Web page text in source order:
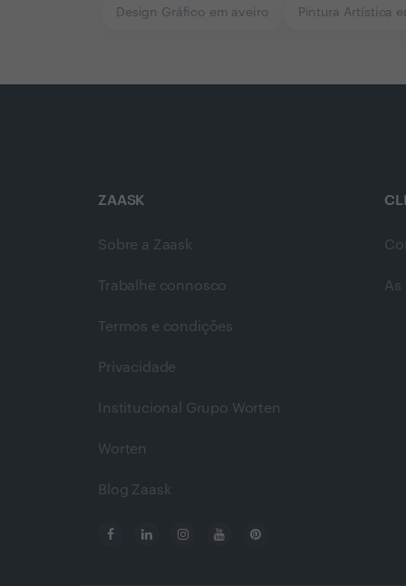
Design Gráfico em aveiro Pintura Artística
ZAASK
Sobre a Zaask
Trabalhe connosco
Termos e condições
Privacidade
Institucional Grupo Worten
Worten
Blog Zaask
As